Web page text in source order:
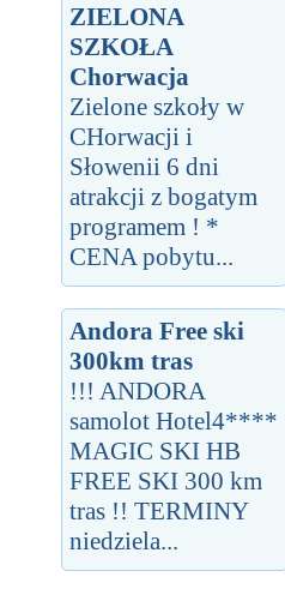
ZIELONA
SZKOŁA
Chorwacja
Zielone szkoły w
CHorwacji i
Słowenii 6 dni
atrakcji z bogatym
programem ! *
CENA pobytu...
Andora Free ski
300km tras
!!! ANDORA
samolot Hotel4****
MAGIC SKI HB
FREE SKI 300 km
tras !! TERMINY
niedziela...